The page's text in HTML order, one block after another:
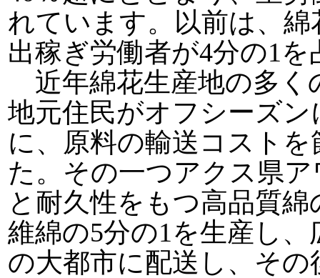
れています。以前は、
出稼ぎ労働者が4分の1
近年綿花生産地の多く
地元住民がオフシーズ
に、原料の輸送コスト
た。その一つアクス県
と耐久性をもつ高品質
維綿の5分の1を生産し
の大都市に配送し、そ